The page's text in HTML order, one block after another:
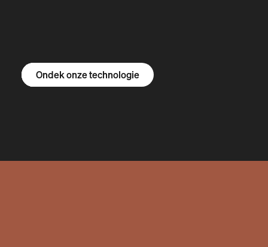
Ontdek de R1S
Ontdek de R1T
Ontdek de bestelbus
Ondek onze technologie